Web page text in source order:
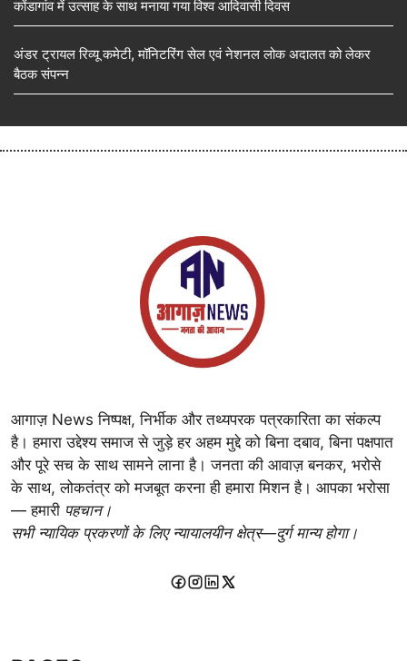
कोंडागांव में उत्साह के साथ मनाया गया विश्व आदिवासी दिवस
अंडर ट्रायल रिव्यू कमेटी, मॉनिटरिंग सेल एवं नेशनल लोक अदालत को लेकर
बैठक संपन्न
आगाज़ News निष्पक्ष, निर्भीक और तथ्यपरक पत्रकारिता का संकल्प
है। हमारा उद्देश्य समाज से जुड़े हर अहम मुद्दे को बिना दबाव, बिना पक्षपात
और पूरे सच के साथ सामने लाना है। जनता की आवाज़ बनकर, भरोसे
के साथ, लोकतंत्र को मजबूत करना ही हमारा मिशन है। आपका भरोसा
— हमारी पहचान।
सभी न्यायिक प्रकरणों के लिए न्यायालयीन क्षेत्र—दुर्ग मान्य होगा।